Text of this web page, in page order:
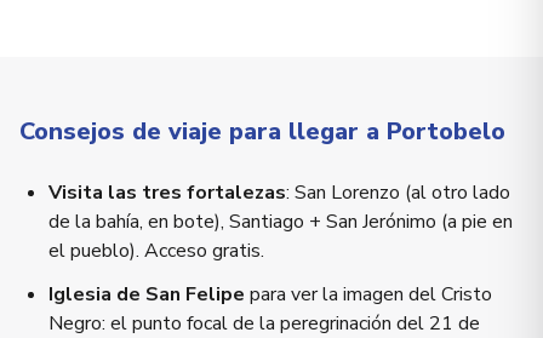
Consejos de viaje para llegar a Portobelo
Visita las tres fortalezas: San Lorenzo (al otro lado
de la bahía, en bote), Santiago + San Jerónimo (a pie en
el pueblo). Acceso gratis.
Iglesia de San Felipe para ver la imagen del Cristo
Negro: el punto focal de la peregrinación del 21 de